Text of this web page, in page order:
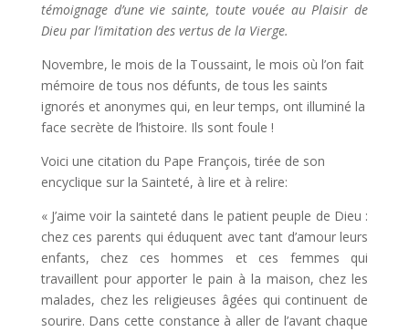
témoignage d’une vie sainte, toute vouée au Plaisir de
Dieu par l’imitation des vertus de la Vierge.
Novembre, le mois de la Toussaint, le mois où l’on fait
mémoire de tous nos défunts, de tous les saints
ignorés et anonymes qui, en leur temps, ont illuminé la
face secrète de l’histoire. Ils sont foule !
Voici une citation du Pape François, tirée de son
encyclique sur la Sainteté, à lire et à relire:
« J’aime voir la sainteté dans le patient peuple de Dieu :
chez ces parents qui éduquent avec tant d’amour leurs
enfants, chez ces hommes et ces femmes qui
travaillent pour apporter le pain à la maison, chez les
malades, chez les religieuses âgées qui continuent de
sourire. Dans cette constance à aller de l’avant chaque